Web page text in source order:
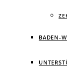
BADEN-